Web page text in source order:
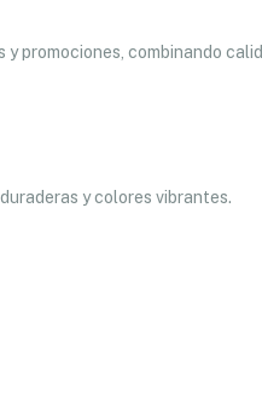
promociones, combinando
y colores vibrantes.